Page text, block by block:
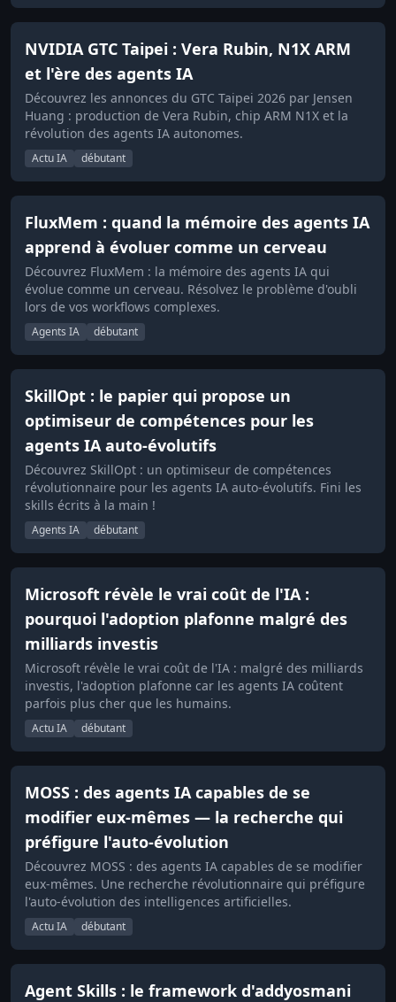
NVIDIA GTC Taipei : Vera Rubin, N1X ARM
et l'ère des agents IA
Découvrez les annonces du GTC Taipei 2026 par Jensen
Huang : production de Vera Rubin, chip ARM N1X et la
révolution des agents IA autonomes.
Actu IA débutant
FluxMem : quand la mémoire des agents IA
apprend à évoluer comme un cerveau
Découvrez FluxMem : la mémoire des agents IA qui
évolue comme un cerveau. Résolvez le problème d'oubli
lors de vos workflows complexes.
Agents IA débutant
SkillOpt : le papier qui propose un
optimiseur de compétences pour les
agents IA auto-évolutifs
Découvrez SkillOpt : un optimiseur de compétences
révolutionnaire pour les agents IA auto-évolutifs. Fini les
skills écrits à la main !
Agents IA débutant
Microsoft révèle le vrai coût de l'IA :
pourquoi l'adoption plafonne malgré des
milliards investis
Microsoft révèle le vrai coût de l'IA : malgré des milliards
investis, l'adoption plafonne car les agents IA coûtent
parfois plus cher que les humains.
Actu IA débutant
MOSS : des agents IA capables de se
modifier eux-mêmes — la recherche qui
préfigure l'auto-évolution
Découvrez MOSS : des agents IA capables de se modifier
eux-mêmes. Une recherche révolutionnaire qui préfigure
l'auto-évolution des intelligences artificielles.
Actu IA débutant
Agent Skills : le framework d'addyosmani